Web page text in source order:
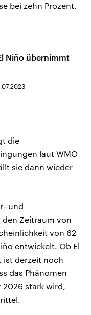
bei zehn Prozent.
Niño übernimmt
die
laut WMO
sie dann wieder
und
den Zeitraum von
von 62
entwickelt. Ob El
ist derzeit noch
das Phänomen
stark wird,